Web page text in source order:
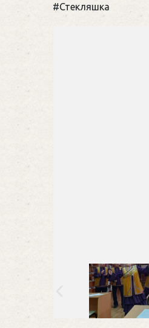
#Стекляшка